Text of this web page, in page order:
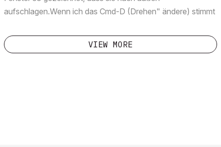
aufschlagen.Wenn ich das Cmd-D (Drehen" ändere) stimmt
Außenfensterbank ist innen und umgekehrt.Wie kann ich die
Fenster so ändern, d...
VIEW MORE